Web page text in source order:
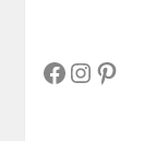
# # #